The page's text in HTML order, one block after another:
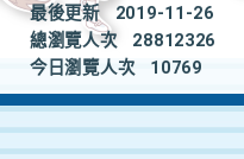
最後更新
2019-11-26
總瀏覽人次
28812326
今日瀏覽人次
10769